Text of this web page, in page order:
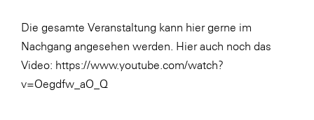
Die gesamte Veranstaltung kann hier gerne im
Nachgang angesehen werden. Hier auch noch das
Video: https://www.youtube.com/watch?
v=Oegdfw_aO_Q